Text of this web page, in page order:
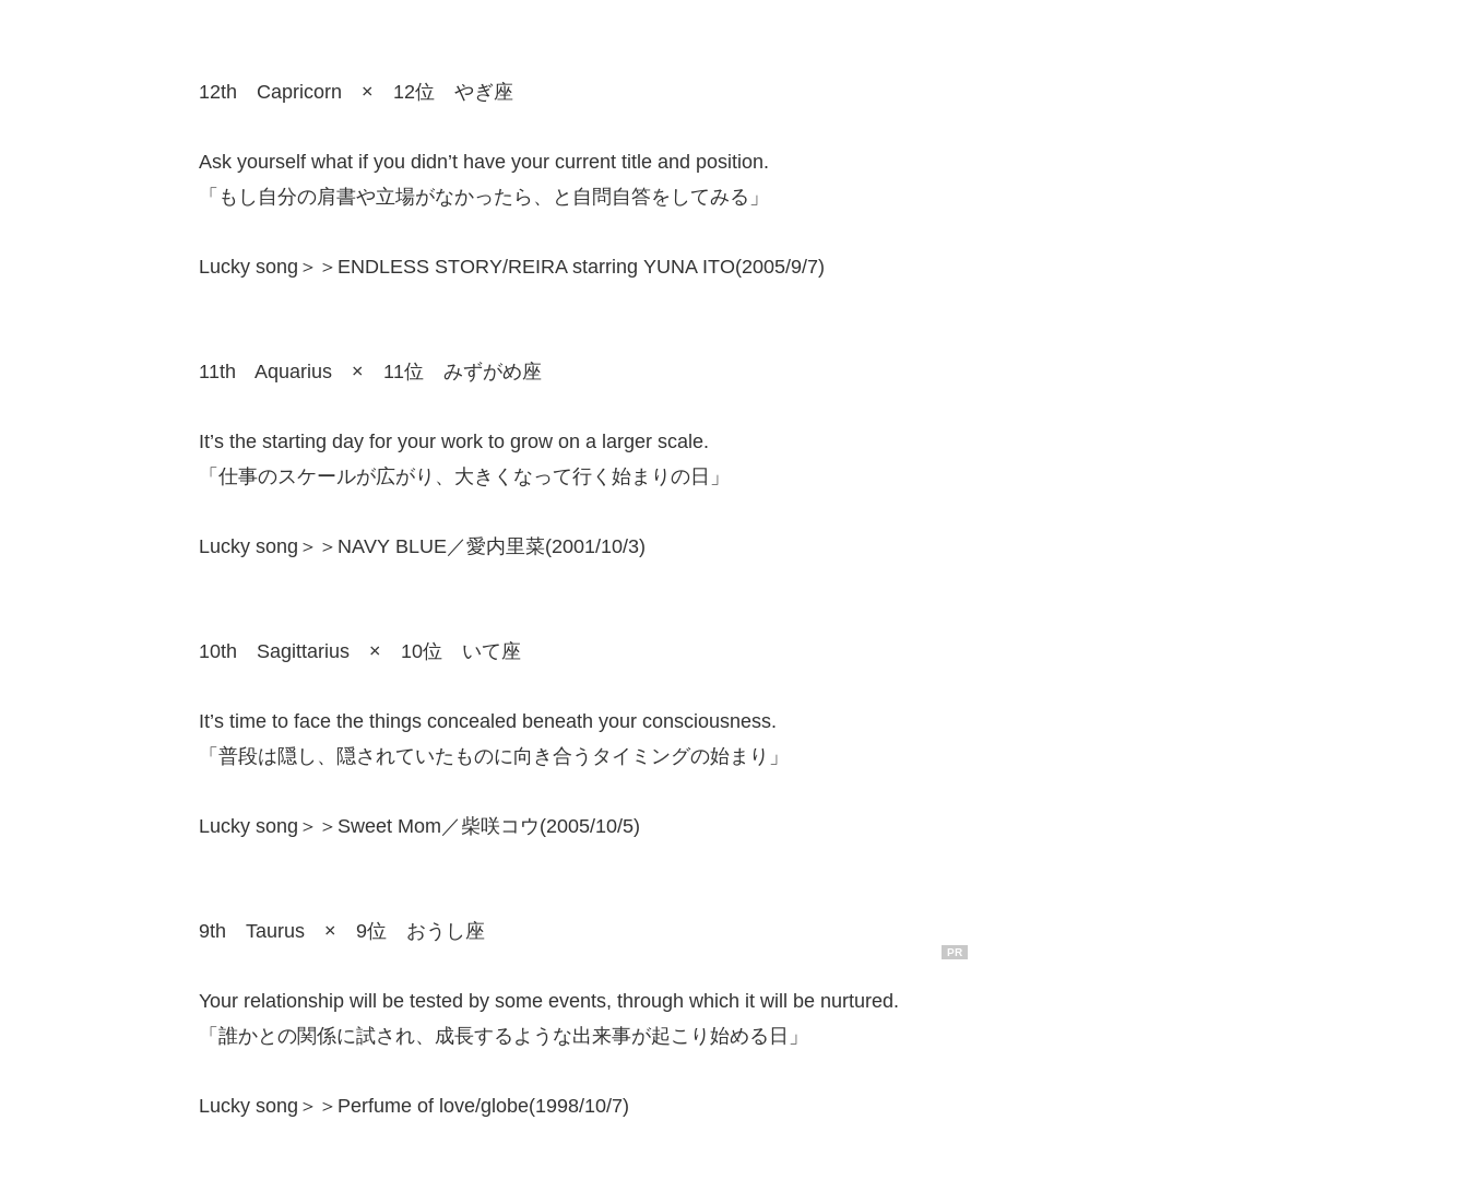
12th Capricorn × 12位 やぎ座
Ask yourself what if you didn’t have your current title and position.
「もし自分の肩書や立場がなかったら、と自問自答をしてみる」
Lucky song＞＞ENDLESS STORY/REIRA starring YUNA ITO(2005/9/7)
11th Aquarius × 11位 みずがめ座
It’s the starting day for your work to grow on a larger scale.
「仕事のスケールが広がり、大きくなって行く始まりの日」
Lucky song＞＞NAVY BLUE／愛内里菜(2001/10/3)
10th Sagittarius × 10位 いて座
It’s time to face the things concealed beneath your consciousness.
「普段は隠し、隠されていたものに向き合うタイミングの始まり」
Lucky song＞＞Sweet Mom／柴咲コウ(2005/10/5)
9th Taurus × 9位 おうし座
Your relationship will be tested by some events, through which it will be nurtured.
「誰かとの関係に試され、成長するような出来事が起こり始める日」
Lucky song＞＞Perfume of love/globe(1998/10/7)
PR